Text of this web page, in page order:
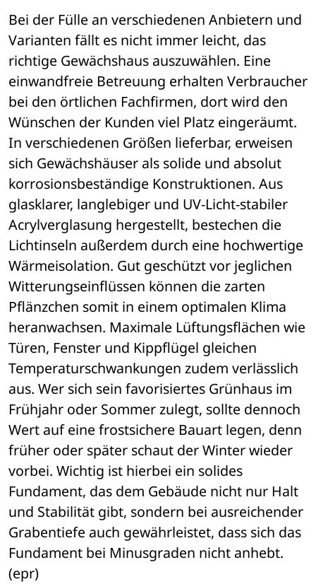
Bei der Fülle an verschiedenen Anbietern und
Varianten fällt es nicht immer leicht, das
richtige Gewächshaus auszuwählen. Eine
einwandfreie Betreuung erhalten Verbraucher
bei den örtlichen Fachfirmen, dort wird den
Wünschen der Kunden viel Platz eingeräumt.
In verschiedenen Größen lieferbar, erweisen
sich Gewächshäuser als solide und absolut
korrosionsbeständige Konstruktionen. Aus
glasklarer, langlebiger und UV-Licht-stabiler
Acrylverglasung hergestellt, bestechen die
Lichtinseln außerdem durch eine hochwertige
Wärmeisolation. Gut geschützt vor jeglichen
Witterungseinflüssen können die zarten
Pflänzchen somit in einem optimalen Klima
heranwachsen. Maximale Lüftungsflächen wie
Türen, Fenster und Kippflügel gleichen
Temperaturschwankungen zudem verlässlich
aus. Wer sich sein favorisiertes Grünhaus im
Frühjahr oder Sommer zulegt, sollte dennoch
Wert auf eine frostsichere Bauart legen, denn
früher oder später schaut der Winter wieder
vorbei. Wichtig ist hierbei ein solides
Fundament, das dem Gebäude nicht nur Halt
und Stabilität gibt, sondern bei ausreichender
Grabentiefe auch gewährleistet, dass sich das
Fundament bei Minusgraden nicht anhebt.
(epr)